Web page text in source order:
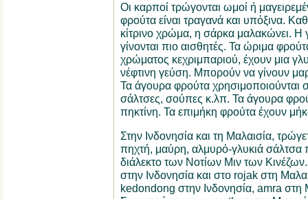
Οι καρποί τρώγονται ωμοί ή
φρούτα είναι τραγανά και υπόξινα.
κίτρινο χρώμα, η σάρκα μαλακώνει. Η
γίνονται πιο αισθητές. Τα ώριμα
χρώματος κεχριμπαριού, έχουν μια
νέφτινη γεύση. Μπορούν να γίνουν
Τα άγουρα φρούτα
σάλτσες, σούπες κ.λπ. Τα άγουρα
πηκτίνη. Τα επιμήκη φρούτα έχουν
Στην Ινδονησία και τη Μαλαισία,
πηχτή, μαύρη, αλμυρό-γλυκιά σάλτσα
διάλεκτο των Νοτίων Μιν των
στην Ινδονησία και στο rojak στη
kedondong στην Ινδονησία, amra